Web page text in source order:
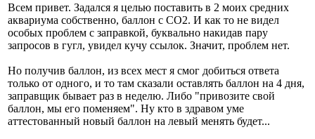
Всем привет. Задался я целью поставить в 2 моих средних
аквариума собственно, баллон с СО2. И как то не видел
особых проблем с заправкой, буквально накидав пару
запросов в гугл, увидел кучу ссылок. Значит, проблем нет.
Но получив баллон, из всех мест я смог добиться ответа
только от одного, и то там сказали оставлять баллон на 4 дня,
заправщик бывает раз в неделю. Либо "привозите свой
баллон, мы его поменяем". Ну кто в здравом уме
аттестованный новый баллон на левый менять будет...